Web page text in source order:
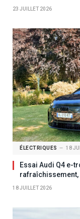
23 JUILLET 2026
ÉLECTRIQUES 18
Essai Audi Q4 e-
rafraîchissement,
18 JUILLET 2026